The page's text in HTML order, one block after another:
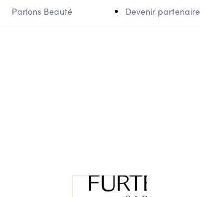
Parlons Beauté Devenir partenaire